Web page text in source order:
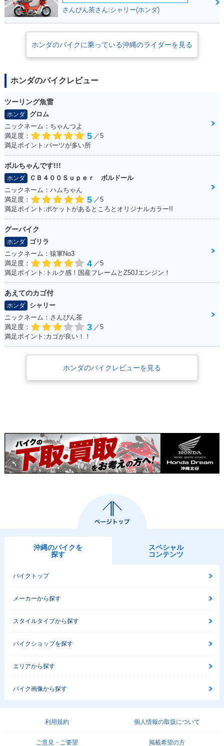
さんぴん茶さん:シャリー(ホンダ)
ホンダのバイクに乗っている沖縄のライダーを見る
ホンダのバイクレビュー
ツーリング魚雷
ホンダ
グロム
ニックネーム：ちゃんつよ
満足度：
5 ／5
満足ポイント:パーツが多い所
ボルちゃんです!!!
ホンダ
ＣＢ４００Ｓｕｐｅｒ ボルドール
ニックネーム：ハムちゃん
満足度：
5 ／5
満足ポイント:ポケットがあるところとオリジナルカラー!!
グーバイク
ホンダ
ゴリラ
ニックネーム：猿軍No3
満足度：
4 ／5
満足ポイント:トルク感！国産フレームとZ50Jエンジン！
あえてのカゴ付
ホンダ
シャリー
ニックネーム：さんぴん茶
満足度：
3 ／5
満足ポイント:カゴが良い！！
ホンダのバイクレビューを見る
沖縄のバイクを
探す
スペシャル
コンテンツ
バイクトップ
メーカーから探す
スタイルタイプから探す
バイクショップを探す
エリアから探す
バイク画像から探す
利用規約 個人情報の取扱について
ご意見・ご要望 掲載希望の方